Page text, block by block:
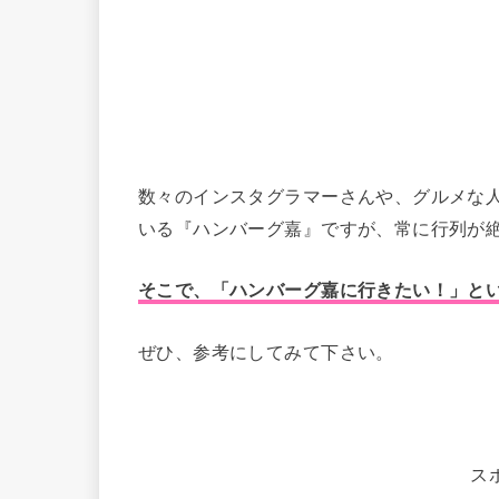
数々のインスタグラマーさんや、グルメな
いる『ハンバーグ嘉』ですが、常に行列が
そこで、「ハンバーグ嘉に行きたい！」と
ぜひ、参考にしてみて下さい。
ス